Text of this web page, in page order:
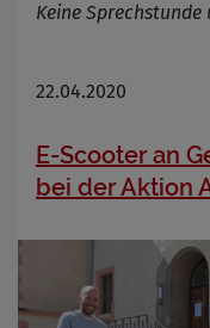
Keine
22.04.2020
E-Scooter an
bei der Aktion